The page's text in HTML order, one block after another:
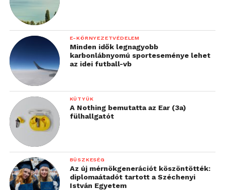
E-KÖRNYEZETVÉDELEM
Minden idők legnagyobb
karbonlábnyomú sporteseménye lehet
az idei futball-vb
KÜTYÜK
A Nothing bemutatta az Ear (3a)
fülhallgatót
BÜSZKESÉG
Az új mérnökgenerációt köszöntötték:
diplomaátadót tartott a Széchenyi
István Egyetem